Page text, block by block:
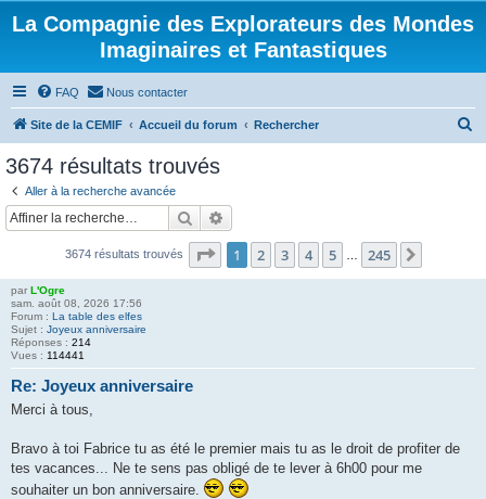
La Compagnie des Explorateurs des Mondes
Imaginaires et Fantastiques
FAQ Nous contacter
Site de la CEMIF Accueil du forum Rechercher
c
3674 résultats trouvés
Aller à la recherche avancée
Rechercher
3674 résultats trouvés Page 1sur245
1 2 3 4 5 245
par L'Ogre
sam. août 08, 2026 17:56
Forum : La table des elfes
Sujet : Joyeux anniversaire
Réponses : 214
Vues : 114441
Re: Joyeux anniversaire
Merci à tous,
Bravo à toi Fabrice tu as été le premier mais tu as le droit de profiter de
tes vacances... Ne te sens pas obligé de te lever à 6h00 pour me
souhaiter un bon anniversaire.